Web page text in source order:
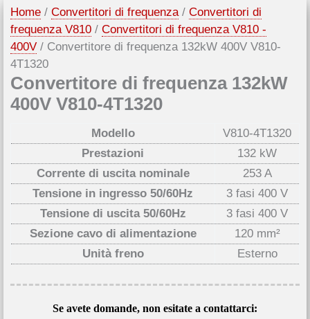
Home / Convertitori di frequenza/ Convertitori di
frequenza V810 / Convertitori di frequenza V810 -
400V / Convertitore di frequenza 132kW 400V V810-
4T1320
Convertitore di frequenza 132kW
400V V810-4T1320
Modello
V810-4T1320
Prestazioni
132 kW
Corrente di uscita nominale
253 A
Tensione in ingresso 50/60Hz
3 fasi 400 V
Tensione di uscita 50/60Hz
3 fasi 400 V
Sezione cavo di alimentazione
120 mm²
Unità freno
Esterno
Se avete domande, non esitate a contattarci: